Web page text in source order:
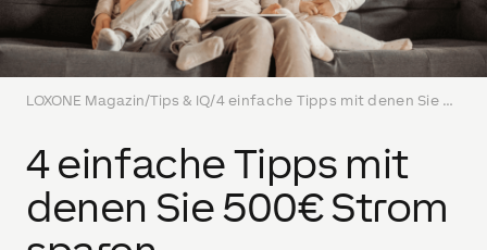
LOXONE Magazin/Tips & IQ/ 4 einfache Tipps mit denen Sie 500€ Strom sparen
4 einfache Tipps mit
denen Sie 500€ Strom